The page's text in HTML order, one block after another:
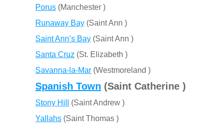
Porus (Manchester )
Runaway Bay (Saint Ann )
Saint Ann’s Bay (Saint Ann )
Santa Cruz (St. Elizabeth )
Savanna-la-Mar (Westmoreland )
Spanish Town (Saint Catherine )
Stony Hill
(Saint Andrew )
Yallahs (Saint Thomas )